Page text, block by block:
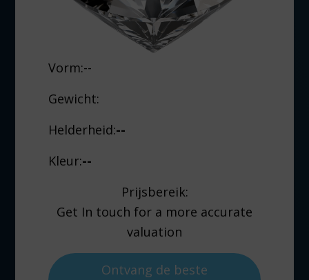
Vorm:--
Gewicht:
Helderheid:--
Kleur:--
Prijsbereik:
Get In touch for a more accurate
valuation
Ontvang de beste